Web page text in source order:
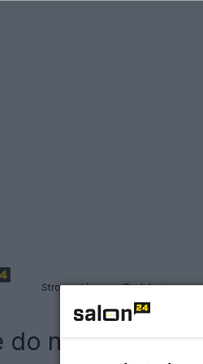
Strona główna Redakcja
do notki: